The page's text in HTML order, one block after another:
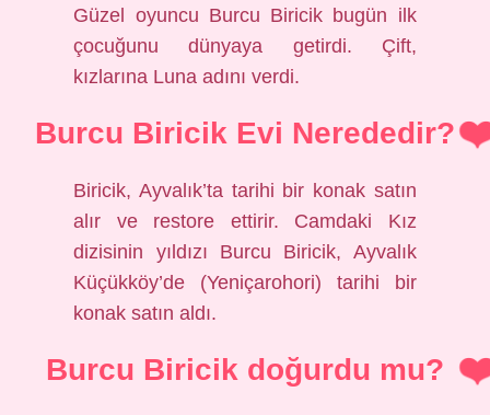
Güzel oyuncu Burcu Biricik bugün ilk
çocuğunu dünyaya getirdi. Çift,
kızlarına Luna adını verdi.
Burcu Biricik Evi Nerededir?
Biricik, Ayvalık’ta tarihi bir konak satın
alır ve restore ettirir. Camdaki Kız
dizisinin yıldızı Burcu Biricik, Ayvalık
Küçükköy’de (Yeniçarohori) tarihi bir
konak satın aldı.
Burcu Biricik doğurdu mu?